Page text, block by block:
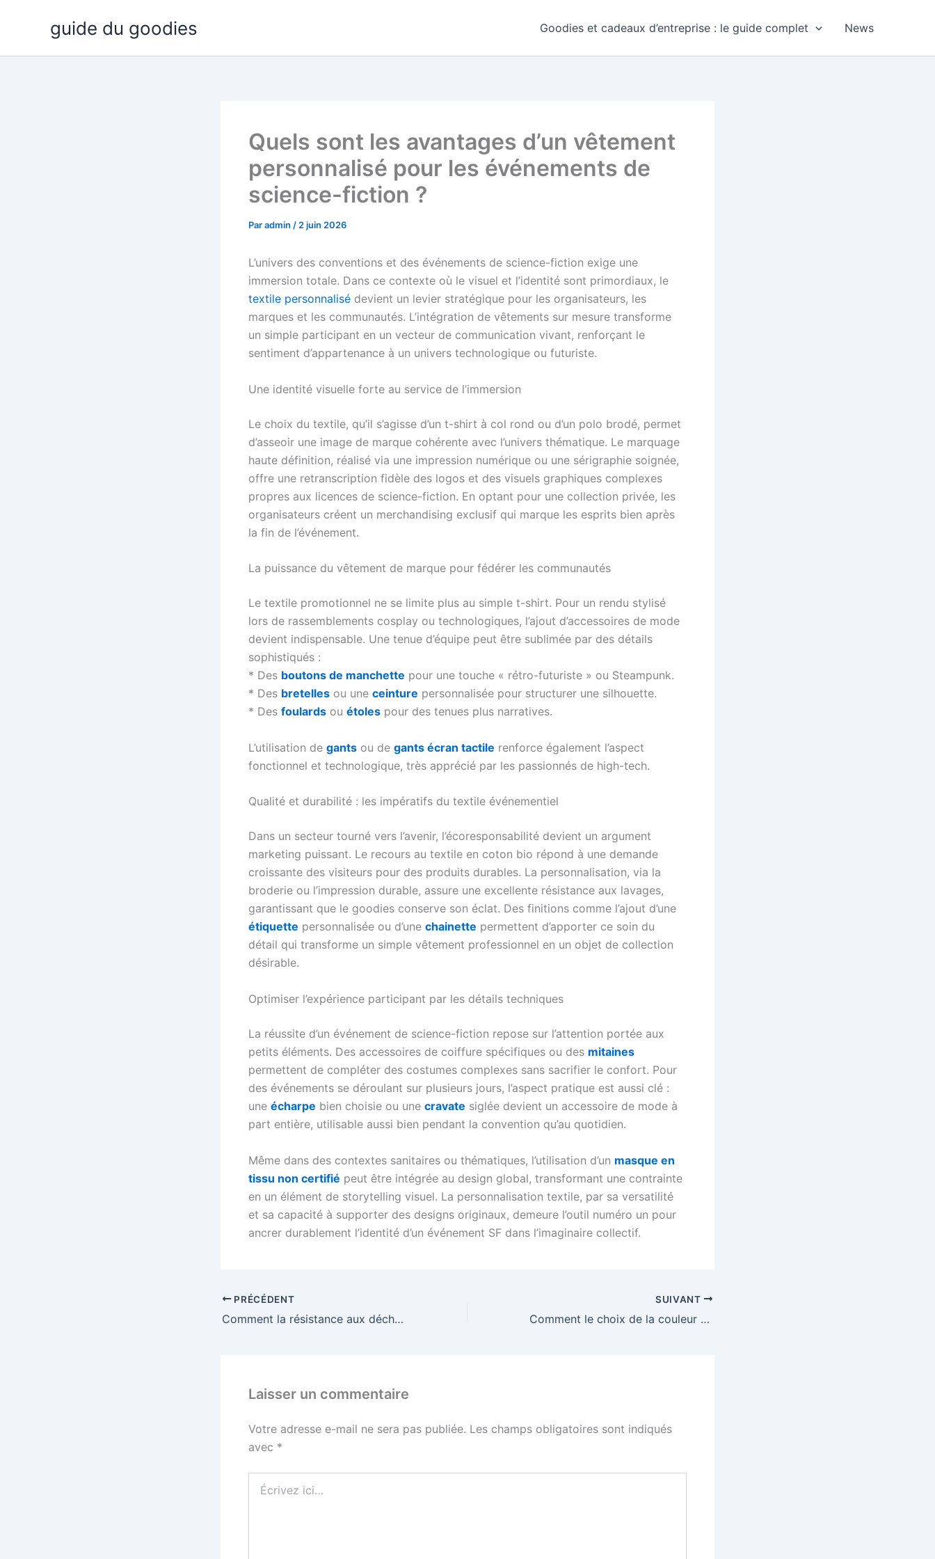
guide du goodies Goodies et cadeaux d’entreprise : le guide complet News
Quels sont les avantages d’un vêtement
personnalisé pour les événements de
science-fiction ?
Paradmin / 2 juin 2026
L’univers des conventions et des événements de science-fiction exige une
immersion totale. Dans ce contexte où le visuel et l’identité sont primordiaux, le
textile personnalisé devient un levier stratégique pour les organisateurs, les
marques et les communautés. L’intégration de vêtements sur mesure transforme
un simple participant en un vecteur de communication vivant, renforçant le
sentiment d’appartenance à un univers technologique ou futuriste.
Une identité visuelle forte au service de l’immersion
Le choix du textile, qu’il s’agisse d’un t-shirt à col rond ou d’un polo brodé, permet
d’asseoir une image de marque cohérente avec l’univers thématique. Le marquage
haute définition, réalisé via une impression numérique ou une sérigraphie soignée,
offre une retranscription fidèle des logos et des visuels graphiques complexes
propres aux licences de science-fiction. En optant pour une collection privée, les
organisateurs créent un merchandising exclusif qui marque les esprits bien après
la fin de l’événement.
La puissance du vêtement de marque pour fédérer les communautés
Le textile promotionnel ne se limite plus au simple t-shirt. Pour un rendu stylisé
lors de rassemblements cosplay ou technologiques, l’ajout d’accessoires de mode
devient indispensable. Une tenue d’équipe peut être sublimée par des détails
sophistiqués :
* Des boutons de manchette pour une touche « rétro-futuriste » ou Steampunk.
* Des bretelles ou une ceinture personnalisée pour structurer une silhouette.
* Des foulards ou étoles pour des tenues plus narratives.
L’utilisation de gants ou de gants écran tactile renforce également l’aspect
fonctionnel et technologique, très apprécié par les passionnés de high-tech.
Qualité et durabilité : les impératifs du textile événementiel
Dans un secteur tourné vers l’avenir, l’écoresponsabilité devient un argument
marketing puissant. Le recours au textile en coton bio répond à une demande
croissante des visiteurs pour des produits durables. La personnalisation, via la
broderie ou l’impression durable, assure une excellente résistance aux lavages,
garantissant que le goodies conserve son éclat. Des finitions comme l’ajout d’une
étiquette personnalisée ou d’une chainette permettent d’apporter ce soin du
détail qui transforme un simple vêtement professionnel en un objet de collection
désirable.
Optimiser l’expérience participant par les détails techniques
La réussite d’un événement de science-fiction repose sur l’attention portée aux
petits éléments. Des accessoires de coiffure spécifiques ou des mitaines
permettent de compléter des costumes complexes sans sacrifier le confort. Pour
des événements se déroulant sur plusieurs jours, l’aspect pratique est aussi clé :
une écharpe bien choisie ou une cravate siglée devient un accessoire de mode à
part entière, utilisable aussi bien pendant la convention qu’au quotidien.
Même dans des contextes sanitaires ou thématiques, l’utilisation d’un masque en
tissu non certifié peut être intégrée au design global, transformant une contrainte
en un élément de storytelling visuel. La personnalisation textile, par sa versatilité
et sa capacité à supporter des designs originaux, demeure l’outil numéro un pour
ancrer durablement l’identité d’un événement SF dans l’imaginaire collectif.
PRÉCÉDENT
Comment la résistance aux déchirures affecte-t-elle la robustesse d’un vêtement personnalisé ?
SUIVANT
Comment le choix de la couleur du fil affecte-t-il le rendu des textures sur un vêtement personnalisé ?
Laisser un commentaire
Votre adresse e-mail ne sera pas publiée. Les champs obligatoires sont indiqués
avec *
ici…